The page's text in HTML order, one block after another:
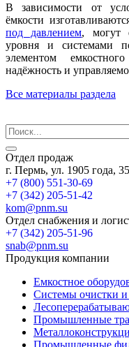
В зависимости от
ёмкости
под давлением, могут
уровня и системами
элементом
надёжность и
Все материалы раздела
Отдел продаж
г. Пермь, ул. 1905 года,
+7 (800) 551-30-69
+7 (342) 205-51-42
kom@pnm.su
Отдел снабжения и
+7 (342) 205-51-96
snab@pnm.su
Продукция компании
Емкостное
Системы очистки и
Промышленные
Промышленные